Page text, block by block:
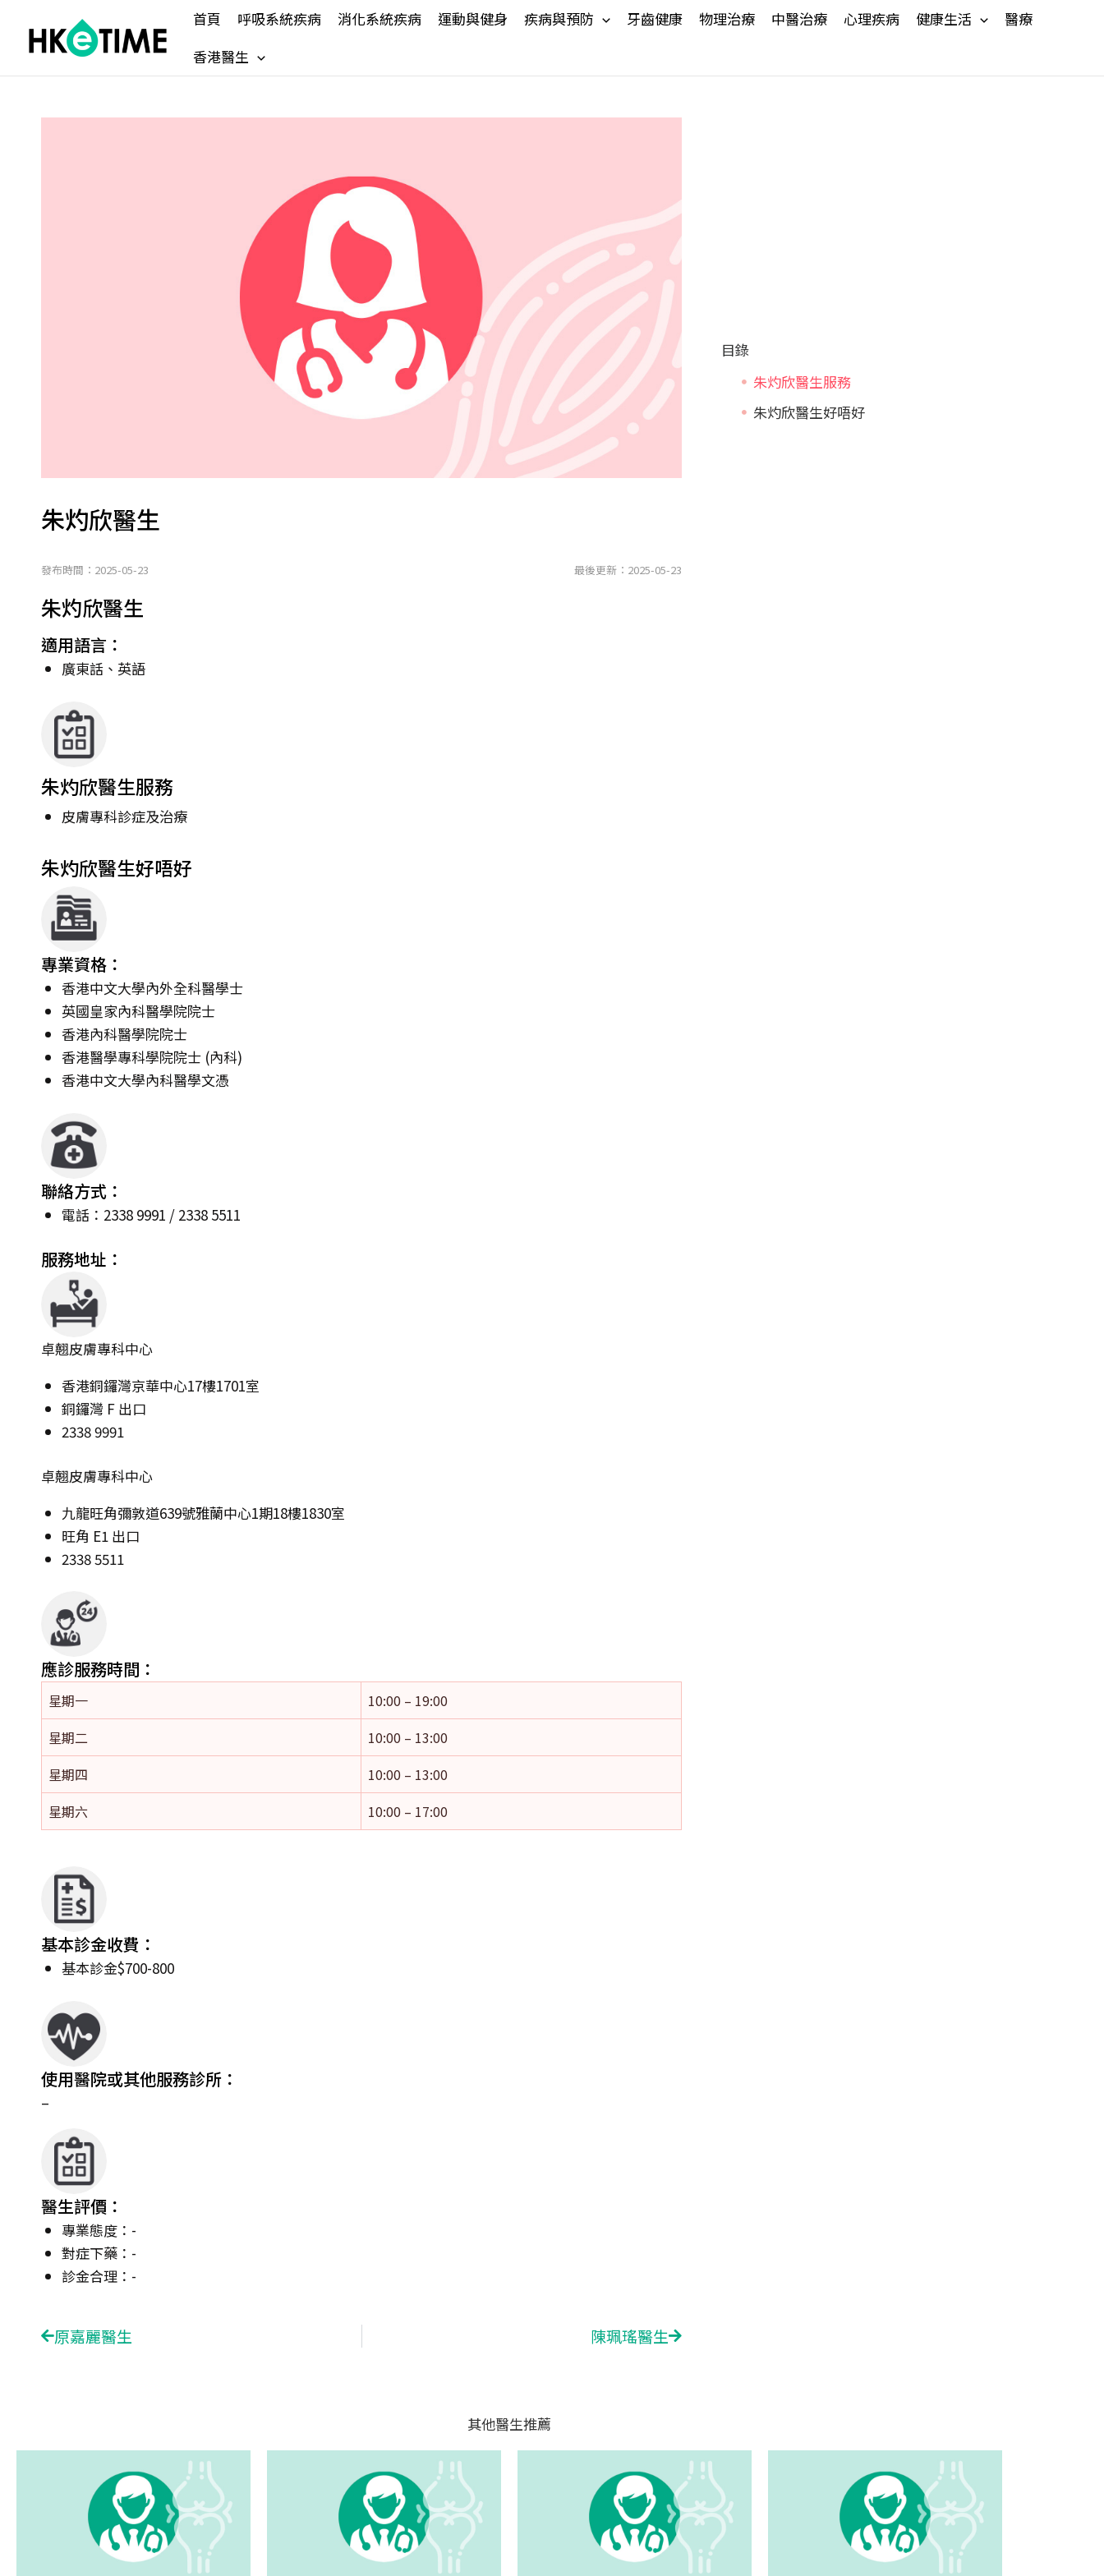
content
首頁 呼吸系統疾病 消化系統疾病 運動與健身 疾病與預防 牙齒健康 物理治療 中醫治療 心理疾病 健康生活
醫療
香港醫生
朱灼欣醫生
發布時間：2025-05-23 最後更新：2025-05-23
朱灼欣醫生
適用語言：
廣東話、英語
朱灼欣醫生服務
皮膚專科診症及治療
朱灼欣醫生好唔好
專業資格：
香港中文大學內外全科醫學士
英國皇家內科醫學院院士
香港內科醫學院院士
香港醫學專科學院院士 (內科)
香港中文大學內科醫學文憑
聯絡方式：
電話：2338 9991 / 2338 5511
服務地址：
卓翹皮膚專科中心
香港銅鑼灣京華中心17樓1701室
銅鑼灣 F 出口
2338 9991
卓翹皮膚專科中心
九龍旺角彌敦道639號雅蘭中心1期18樓1830室
旺角 E1 出口
2338 5511
應診服務時間：
星期一
10:00 – 19:00
星期二
10:00 – 13:00
星期四
10:00 – 13:00
星期六
10:00 – 17:00
基本診金收費：
基本診金$700-800
使用醫院或其他服務診所：
–
醫生評價：
專業態度：-
對症下藥：-
診金合理：-
Prev原嘉麗醫生 陳珮瑤醫生Next
目錄
朱灼欣醫生服務
朱灼欣醫生好唔好
其他醫生推薦